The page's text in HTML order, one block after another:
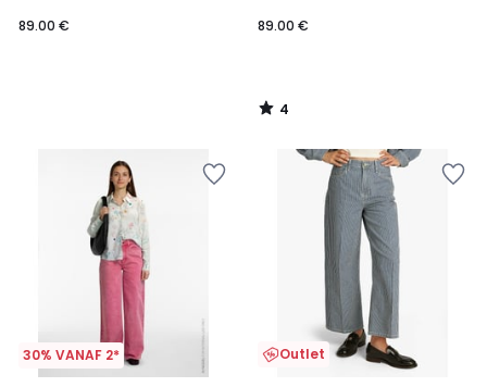
89.00 €
89.00 €
4
/
30% VANAF 2* Outlet